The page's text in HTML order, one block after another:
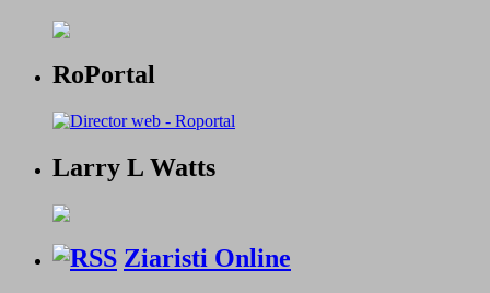
RoPortal
Larry L Watts
Ziaristi Online